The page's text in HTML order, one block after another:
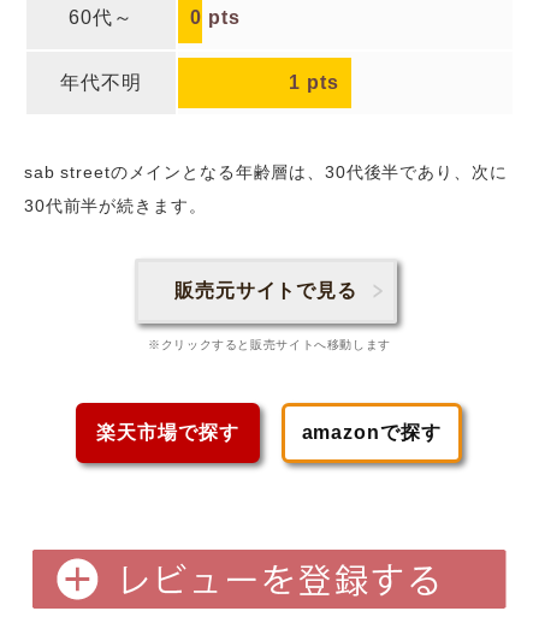
60代～ 0 pts
年代不明 1 pts
sab streetのメインとなる年齢層は、30代後半であり、次に
30代前半が続きます。
販売元サイトで見る
※クリックすると販売サイトへ移動します
楽天市場で探す amazonで探す